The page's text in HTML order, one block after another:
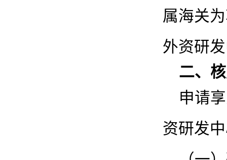
属海关
外资研
二、
申请
资研发